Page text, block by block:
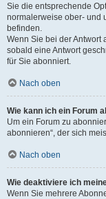
Sie die entsprechende
normalerweise ober- und
befinden.
Wenn Sie bei der Antwort
sobald eine Antwort
für Sie abonniert.
Nach oben
Wie kann ich ein Forum
Um ein Forum zu
abonnieren“, der sich
Nach oben
Wie deaktiviere ich
Wenn Sie mehrere